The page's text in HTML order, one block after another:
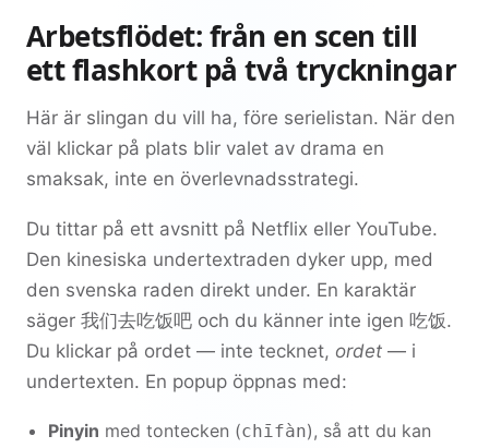
Arbetsflödet: från en scen till
ett flashkort på två tryckningar
Här är slingan du vill ha, före serielistan. När den
väl klickar på plats blir valet av drama en
smaksak, inte en överlevnadsstrategi.
Du tittar på ett avsnitt på Netflix eller YouTube.
Den kinesiska undertextraden dyker upp, med
den svenska raden direkt under. En karaktär
säger 我们去吃饭吧 och du känner inte igen 吃饭.
Du klickar på ordet — inte tecknet, ordet — i
undertexten. En popup öppnas med:
Pinyin med tontecken (chīfàn), så att du kan